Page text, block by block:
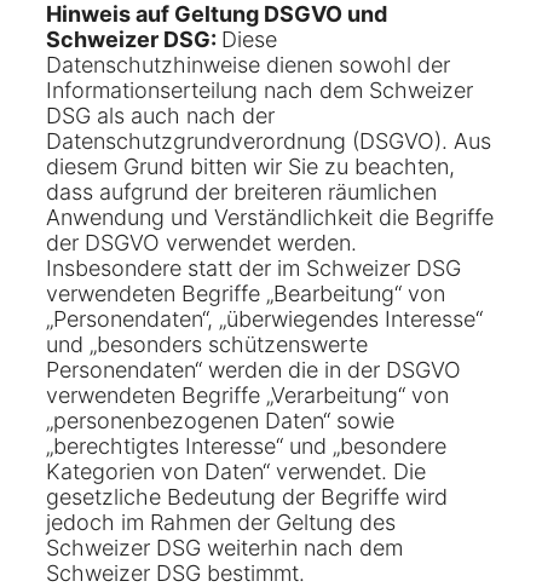
Hinweis auf Geltung DSGVO und
Schweizer DSG: Diese
Datenschutzhinweise dienen sowohl der
Informationserteilung nach dem Schweizer
DSG als auch nach der
Datenschutzgrundverordnung (DSGVO). Aus
diesem Grund bitten wir Sie zu beachten,
dass aufgrund der breiteren räumlichen
Anwendung und Verständlichkeit die Begriffe
der DSGVO verwendet werden.
Insbesondere statt der im Schweizer DSG
verwendeten Begriffe „Bearbeitung“ von
„Personendaten“, „überwiegendes Interesse“
und „besonders schützenswerte
Personendaten“ werden die in der DSGVO
verwendeten Begriffe „Verarbeitung“ von
„personenbezogenen Daten“ sowie
„berechtigtes Interesse“ und „besondere
Kategorien von Daten“ verwendet. Die
gesetzliche Bedeutung der Begriffe wird
jedoch im Rahmen der Geltung des
Schweizer DSG weiterhin nach dem
Schweizer DSG bestimmt.